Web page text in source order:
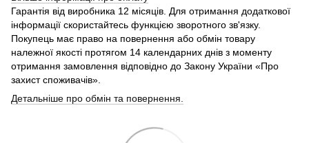
Гарантія від виробника 12 місяців. Для отримання додаткової
інформації скористайтесь функцією зворотного зв'язку.
Покупець має право на повернення або обмін товару
належної якості протягом 14 календарних днів з моменту
отримання замовлення відповідно до Закону України «Про
захист споживачів».
Детальніше про обмін та повернення.